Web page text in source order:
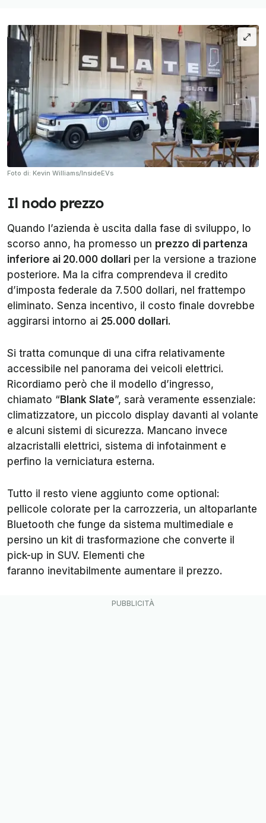
Foto di: Kevin Williams/InsideEVs
Il nodo prezzo
Quando l’azienda è uscita dalla fase di sviluppo, lo
scorso anno, ha promesso un prezzo di partenza
inferiore ai 20.000 dollari per la versione a trazione
posteriore. Ma la cifra comprendeva il credito
d’imposta federale da 7.500 dollari, nel frattempo
eliminato. Senza incentivo, il costo finale dovrebbe
aggirarsi intorno ai 25.000 dollari.
Si tratta comunque di una cifra relativamente
accessibile nel panorama dei veicoli elettrici.
Ricordiamo però che il modello d’ingresso,
chiamato “Blank Slate”, sarà veramente essenziale:
climatizzatore, un piccolo display davanti al volante
e alcuni sistemi di sicurezza. Mancano invece
alzacristalli elettrici, sistema di infotainment e
perfino la verniciatura esterna.
Tutto il resto viene aggiunto come optional:
pellicole colorate per la carrozzeria, un altoparlante
Bluetooth che funge da sistema multimediale e
persino un kit di trasformazione che converte il
pick-up in SUV. Elementi che
faranno inevitabilmente aumentare il prezzo.